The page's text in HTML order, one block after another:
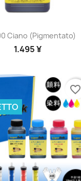
Anteprima
Ciano (pigmentato)
1.495 ¥
favorite_border